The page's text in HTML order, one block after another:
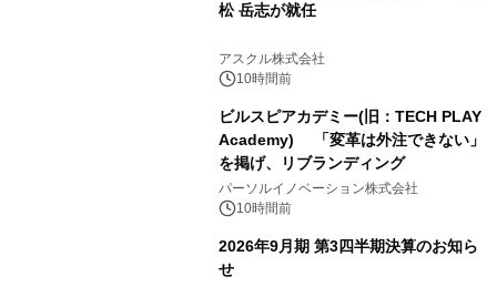
松 岳志が就任
アスクル株式会社
10時間前
ビルスピアカデミー(旧：TECH PLAY
Academy) 「変革は外注できない」
を掲げ、リブランディング
パーソルイノベーション株式会社
10時間前
2026年9月期 第3四半期決算のお知ら
せ